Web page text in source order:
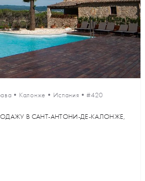
• Калонже • Испания •#420
В САНТ-АНТОНИ-ДЕ-КАЛОНЖЕ,